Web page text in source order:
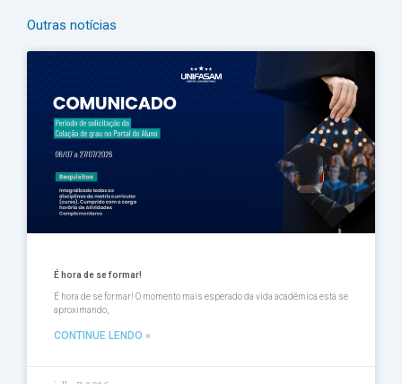
Outras notícias
É hora de se formar!
É hora de se formar! O momento mais esperado da vida acadêmica está se
aproximando,
CONTINUE LENDO »
PáginaPágina
PáginaPáginaPágina